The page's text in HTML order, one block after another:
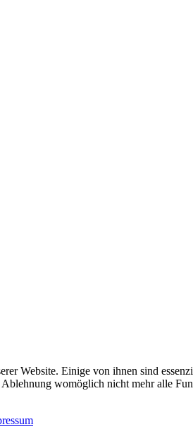
Website. Einige von ihnen sind
Ablehnung womöglich nicht mehr alle